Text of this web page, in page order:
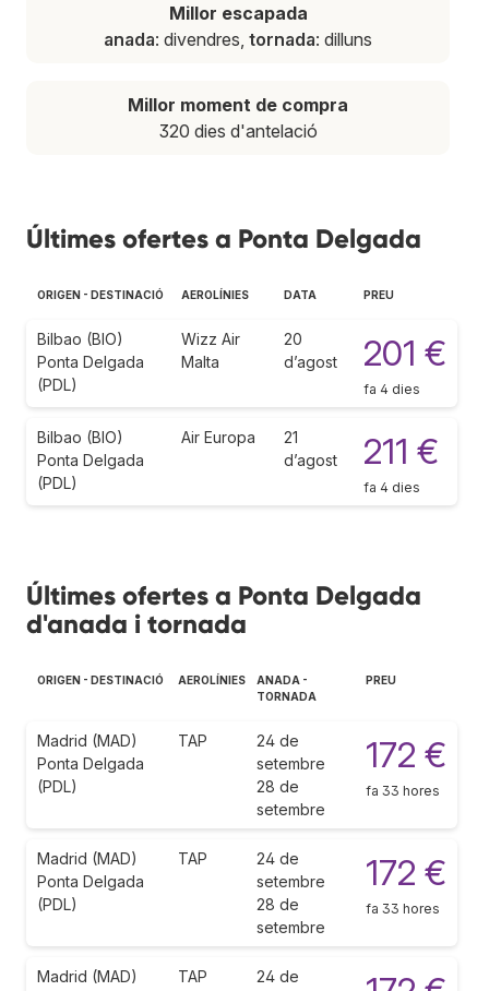
Millor escapada
anada: divendres, tornada: dilluns
Millor moment de compra
320 dies d'antelació
Últimes ofertes a Ponta Delgada
ORIGEN - DESTINACIÓ AEROLÍNIES DATA PREU
Bilbao (BIO)
Ponta Delgada
(PDL)
Wizz Air
Malta
20
d’agost
201 €
fa 4 dies
Bilbao (BIO)
Ponta Delgada
(PDL)
Air Europa
21
d’agost
211 €
fa 4 dies
Últimes ofertes a Ponta Delgada
d'anada i tornada
ORIGEN - DESTINACIÓ AEROLÍNIES
ANADA -
TORNADA
PREU
Madrid (MAD)
Ponta Delgada
(PDL)
TAP
24 de
setembre
28 de
setembre
172 €
fa 33 hores
Madrid (MAD)
Ponta Delgada
(PDL)
TAP
24 de
setembre
28 de
setembre
172 €
fa 33 hores
Madrid (MAD)
TAP
24 de